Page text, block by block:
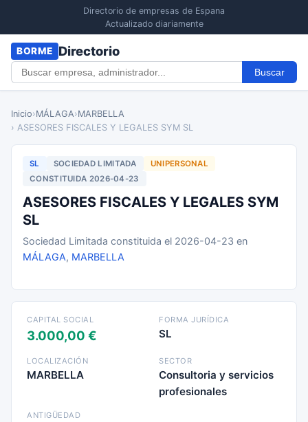
Directorio de empresas de Espana
Actualizado diariamente
BORME Directorio
Buscar
Inicio›MÁLAGA›MARBELLA
› ASESORES FISCALES Y LEGALES SYM SL
SL SOCIEDAD LIMITADA
UNIPERSONAL
CONSTITUIDA 2026-04-23
ASESORES FISCALES Y LEGALES SYM
SL
Sociedad Limitada constituida el 2026-04-23 en
MÁLAGA, MARBELLA
CAPITAL SOCIAL
3.000,00 €
FORMA JURÍDICA
SL
LOCALIZACIÓN
MARBELLA
SECTOR
Consultoria y servicios
profesionales
ANTIGÜEDAD